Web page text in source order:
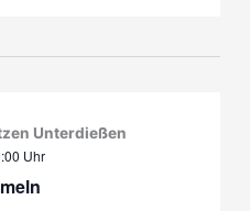
Uhr
Unterdießen